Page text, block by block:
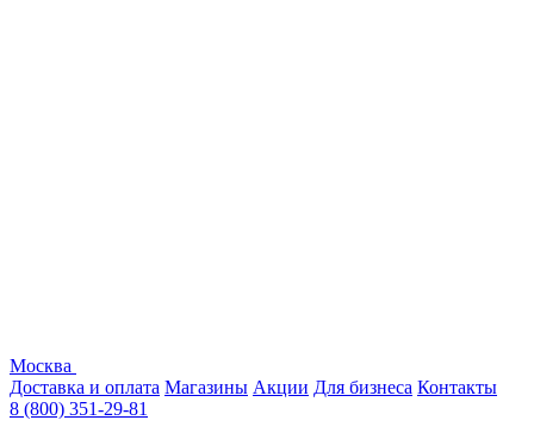
Москва
Доставка и оплата Магазины Акции Для бизнеса Контакты
8 (800) 351-29-81